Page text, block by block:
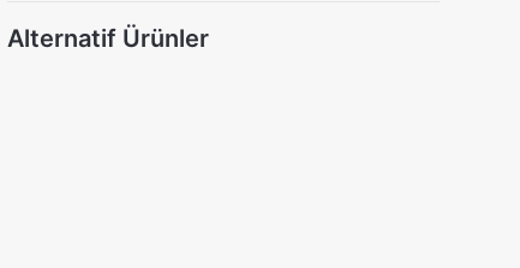
Alternatif Ürünler